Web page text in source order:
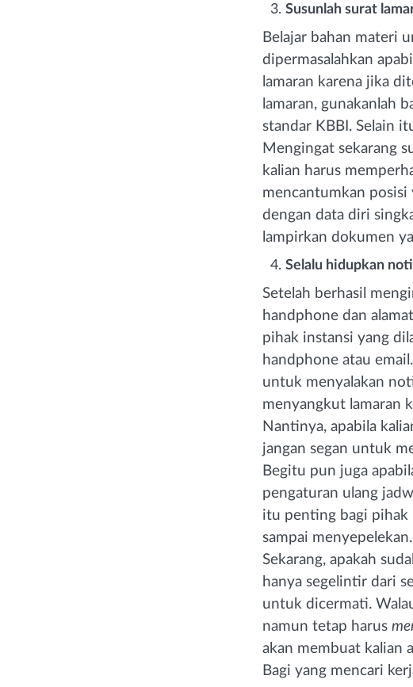
Susunlah surat
Belajar bahan materi
dipermasalahkan
lamaran karena jika
lamaran, gunakanlah
standar KBBI. Selain
Mengingat sekarang
kalian harus
mencantumkan posisi
dengan data diri
lampirkan dokumen
Selalu hidupkan
Setelah berhasil
handphone dan
pihak instansi yang
handphone atau
untuk menyalakan
menyangkut lamaran
Nantinya, apabila
jangan segan untuk
Begitu pun juga
pengaturan ulang
itu penting bagi pihak
sampai menyepelekan.
Sekarang, apakah
hanya segelintir dari
untuk dicermati.
namun tetap harus
akan membuat kalian
Bagi yang mencari